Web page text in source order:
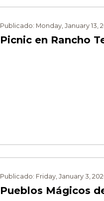
Publicado: Monday, January 13,
Picnic en Rancho
Publicado: Friday, January 3,
Pueblos Mágicos